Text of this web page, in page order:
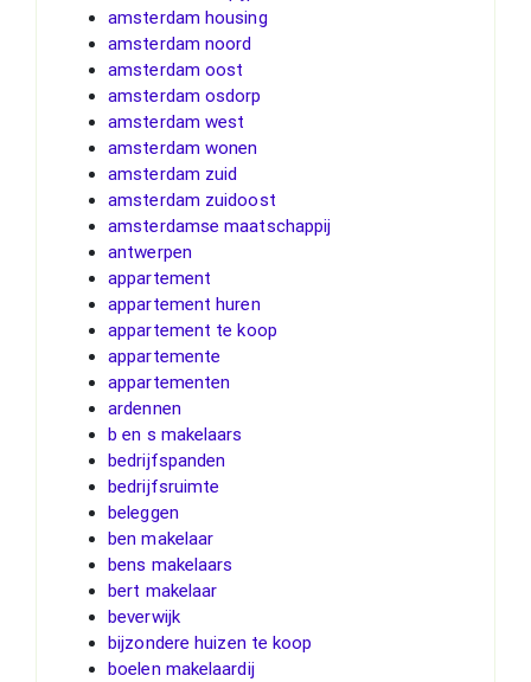
amsterdam housing
amsterdam noord
amsterdam oost
amsterdam osdorp
amsterdam west
amsterdam wonen
amsterdam zuid
amsterdam zuidoost
amsterdamse maatschappij
antwerpen
appartement
appartement huren
appartement te koop
appartemente
appartementen
ardennen
b en s makelaars
bedrijfspanden
bedrijfsruimte
beleggen
ben makelaar
bens makelaars
bert makelaar
beverwijk
bijzondere huizen te koop
boelen makelaardij